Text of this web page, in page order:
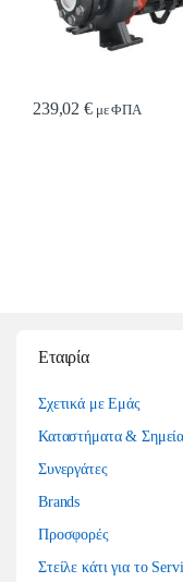
239,02€με ΦΠΑ
Εταιρία
Σχετικά με Εμάς
Καταστήματα &
Συνεργάτες
Brands
Προσφορές
Στείλε κάτι για το